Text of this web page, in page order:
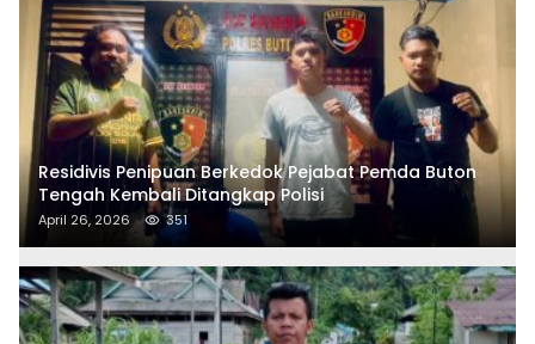
Residivis Penipuan Berkedok Pejabat Pemda Buton
Tengah Kembali Ditangkap Polisi
April 26, 2026 351